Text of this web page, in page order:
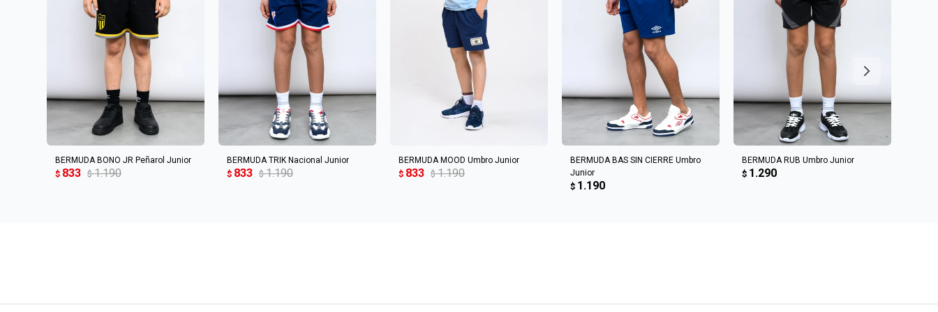
BERMUDA BONO JR Peñarol Junior
$ 833 $ 1.190
AGREGAR AL CARRITO
BERMUDA TRIK Nacional Junior
$ 833 $ 1.190
AGREGAR AL CARRITO
BERMUDA MOOD Umbro Junior
$ 833 $ 1.190
AGREGAR AL CARRITO
BERMUDA BAS SIN CIERRE Umbro
Junior
$ 1.190
AGREGAR AL CARRITO
BERMUDA RUB Umbro Junior
$ 1.290
AGREGAR AL CARRITO